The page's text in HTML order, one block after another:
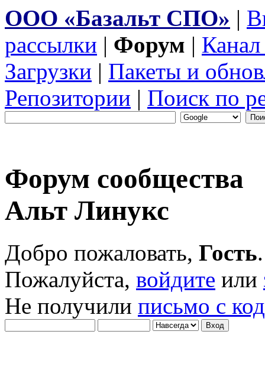
ООО «Базальт СПО» |
рассылки | Форум |
Загрузки | Пакеты и
Репозитории | Поиск по
Форум сообщества
Альт Линукс
Добро пожаловать, Гость.
Пожалуйста, войдите или
Не получили письмо с